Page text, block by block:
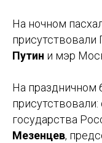
На ночном
Путин и мэр
На праздничном
государства
Мезенцев,